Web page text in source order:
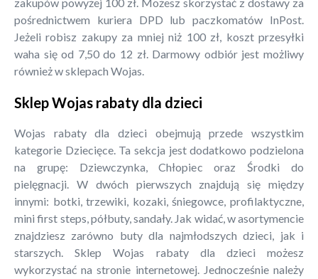
pośrednictwem kuriera DPD lub paczkomatów InPost.
Jeżeli robisz zakupy za mniej niż 100 zł, koszt przesyłki
waha się od 7,50 do 12 zł. Darmowy odbiór jest możliwy
również w sklepach Wojas.
Sklep Wojas rabaty dla dzieci
Wojas rabaty dla dzieci obejmują przede wszystkim
kategorie Dziecięce. Ta sekcja jest dodatkowo podzielona
na grupę: Dziewczynka, Chłopiec oraz Środki do
pielęgnacji. W dwóch pierwszych znajdują się między
innymi: botki, trzewiki, kozaki, śniegowce, profilaktyczne,
mini first steps, półbuty, sandały. Jak widać, w asortymencie
znajdziesz zarówno buty dla najmłodszych dzieci, jak i
starszych. Sklep Wojas rabaty dla dzieci możesz
wykorzystać na stronie internetowej. Jednocześnie należy